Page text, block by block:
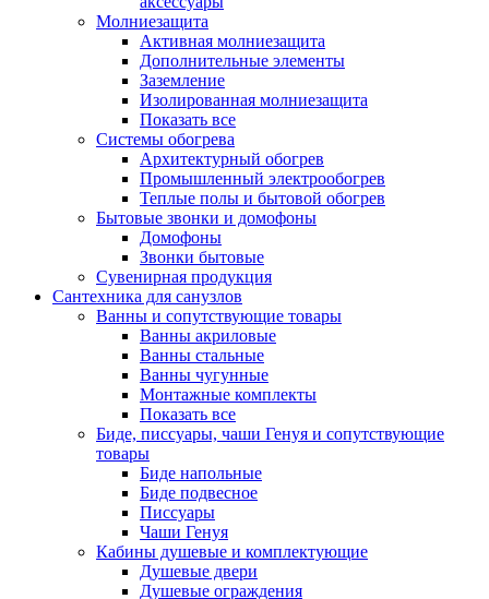
Молниезащита
Активная молниезащита
Дополнительные элементы
Заземление
Изолированная молниезащита
Показать все
Системы обогрева
Архитектурный обогрев
Промышленный электрообогрев
Теплые полы и бытовой обогрев
Бытовые звонки и домофоны
Домофоны
Звонки бытовые
Сувенирная продукция
Сантехника для санузлов
Ванны и сопутствующие товары
Ванны акриловые
Ванны стальные
Ванны чугунные
Монтажные комплекты
Показать все
Биде, писсуары, чаши Генуя и сопутствующие
товары
Биде напольные
Биде подвесное
Писсуары
Чаши Генуя
Кабины душевые и комплектующие
Душевые двери
Душевые ограждения